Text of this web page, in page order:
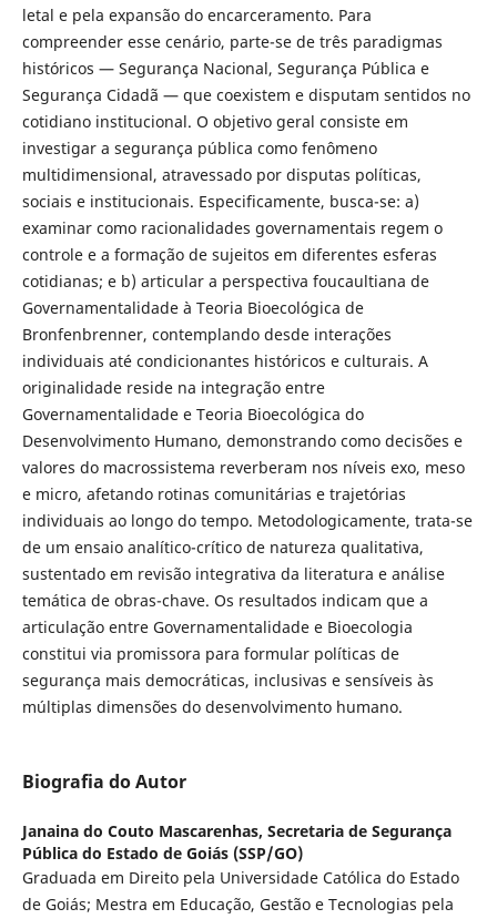
letal e pela expansão do encarceramento. Para
compreender esse cenário, parte-se de três paradigmas
históricos — Segurança Nacional, Segurança Pública e
Segurança Cidadã — que coexistem e disputam sentidos no
cotidiano institucional. O objetivo geral consiste em
investigar a segurança pública como fenômeno
multidimensional, atravessado por disputas políticas,
sociais e institucionais. Especificamente, busca-se: a)
examinar como racionalidades governamentais regem o
controle e a formação de sujeitos em diferentes esferas
cotidianas; e b) articular a perspectiva foucaultiana de
Governamentalidade à Teoria Bioecológica de
Bronfenbrenner, contemplando desde interações
individuais até condicionantes históricos e culturais. A
originalidade reside na integração entre
Governamentalidade e Teoria Bioecológica do
Desenvolvimento Humano, demonstrando como decisões e
valores do macrossistema reverberam nos níveis exo, meso
e micro, afetando rotinas comunitárias e trajetórias
individuais ao longo do tempo. Metodologicamente, trata-se
de um ensaio analítico-crítico de natureza qualitativa,
sustentado em revisão integrativa da literatura e análise
temática de obras-chave. Os resultados indicam que a
articulação entre Governamentalidade e Bioecologia
constitui via promissora para formular políticas de
segurança mais democráticas, inclusivas e sensíveis às
múltiplas dimensões do desenvolvimento humano.
Biografia do Autor
Janaina do Couto Mascarenhas, Secretaria de Segurança
Pública do Estado de Goiás (SSP/GO)
Graduada em Direito pela Universidade Católica do Estado
de Goiás; Mestra em Educação, Gestão e Tecnologias pela